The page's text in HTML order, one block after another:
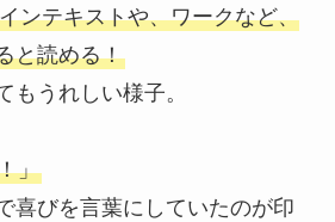
ンテキストや、ワークなど、
と読める！
もうれしい様子。
」
喜びを言葉にしていたのが印